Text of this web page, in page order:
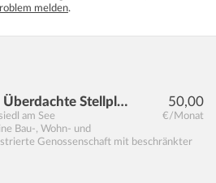
melden.
50,00
€/Monat
Johann-Lex-Straße 1 | Überdachte Stellplätze
am See
Bau-, Wohn- und
Genossenschaft mit beschränkter